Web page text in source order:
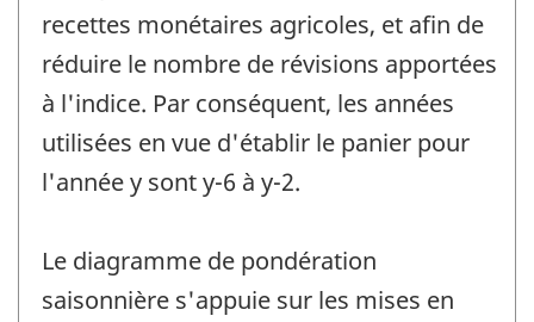
recettes monétaires agricoles, et afin de
réduire le nombre de révisions apportées
à l'indice. Par conséquent, les années
utilisées en vue d'établir le panier pour
l'année y sont y-6 à y-2.
Le diagramme de pondération
saisonnière s'appuie sur les mises en